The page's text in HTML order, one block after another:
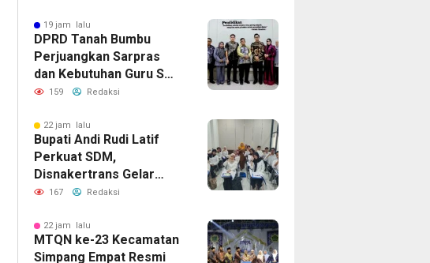
19 jam lalu
DPRD Tanah Bumbu
Perjuangkan Sarpras
dan Kebutuhan Guru SMA
ke Pemprov Kalsel
159 Redaksi
22 jam lalu
Bupati Andi Rudi Latif
Perkuat SDM,
Disnakertrans Gelar
Pelatihan Desain Grafis
167 Redaksi
22 jam lalu
MTQN ke-23 Kecamatan
Simpang Empat Resmi